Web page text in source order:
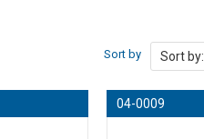
Sort by Sort by:
04-0009